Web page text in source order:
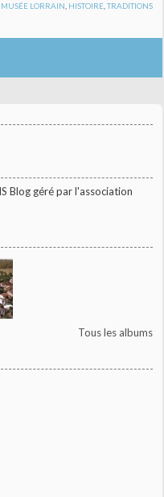
Blog géré par l'association
Tous les albums
MUSÉE LORRAIN HISTOIRE ,TRADITIONS